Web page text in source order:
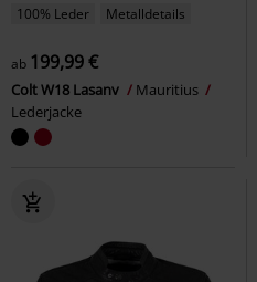
100% Leder Metalldetails
ab 199,99 €
Colt W18 Lasanv
Mauritius
Lederjacke